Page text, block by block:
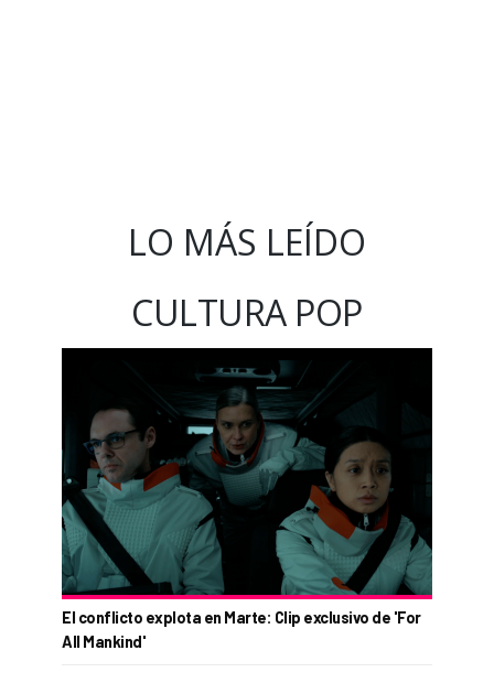
LO MÁS LEÍDO
CULTURA POP
El conflicto explota en Marte: Clip exclusivo de 'For
All Mankind'